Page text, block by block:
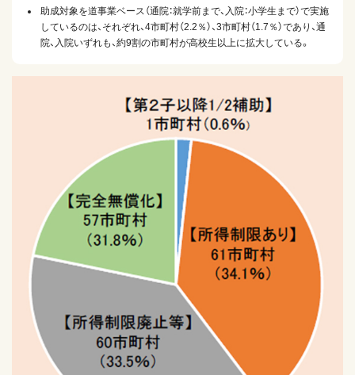
助成対象を道事業ベース（通院：就学前まで、入院：小学生まで）で実施
しているのは、それぞれ、4市町村（2.2％）、3市町村（1.7％）であり、通
院、入院いずれも、約9割の市町村が高校生以上に拡大している。